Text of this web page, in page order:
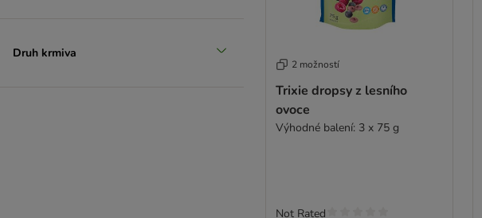
Druh krmiva
2 možností
Trixie dropsy z lesního
ovoce
Výhodné balení: 3 x 75 g
Not Rated